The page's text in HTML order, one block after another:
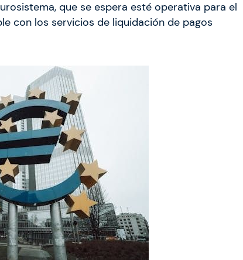
que se espera esté operativa para el
con los servicios de liquidación de pagos